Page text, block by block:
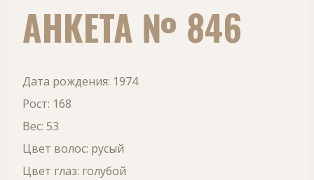
АНКЕТА № 846
Дата рождения: 1974
Рост: 168
Вес: 53
Цвет волос: русый
Цвет глаз: голубой